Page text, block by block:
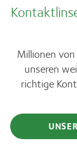
Millionen
unseren
richtige